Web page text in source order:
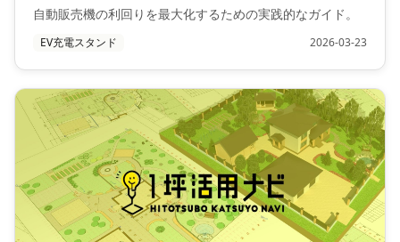
自動販売機の利回りを最大化するための実践的なガイド。
EV充電スタンド 2026-03-23